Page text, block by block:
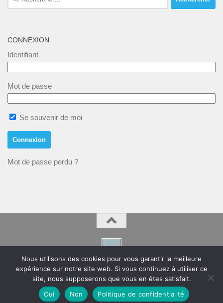
CONNEXION
Identifiant
Mot de passe
Se souvenir de moi
Mot de passe perdu ?
Montpeyroux – Hérault Site de la Mairie
Nous utilisons des cookies pour vous garantir la meilleure
expérience sur notre site web. Si vous continuez à utiliser ce
site, nous supposerons que vous en êtes satisfait.
Oui
Non Politique de confidentialité